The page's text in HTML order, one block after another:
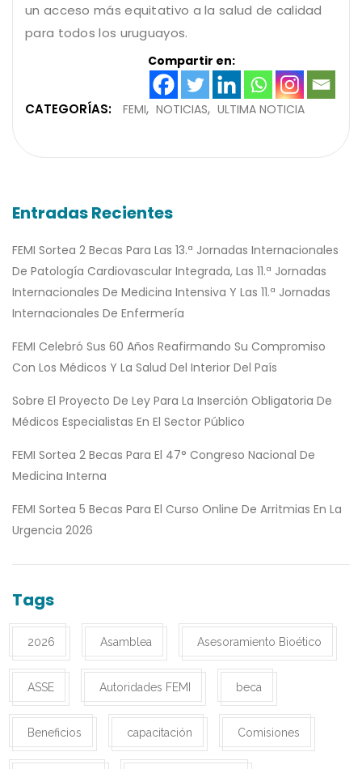
un acceso más equitativo a la salud de calidad
para todos los uruguayos.
Compartir en:
CATEGORÍAS: FEMI NOTICIAS ULTIMA NOTICIA
Entradas Recientes
FEMI Sortea 2 Becas Para Las 13.ª Jornadas Internacionales
De Patología Cardiovascular Integrada, Las 11.ª Jornadas
Internacionales De Medicina Intensiva Y Las 11.ª Jornadas
Internacionales De Enfermería
FEMI Celebró Sus 60 Años Reafirmando Su Compromiso
Con Los Médicos Y La Salud Del Interior Del País
Sobre El Proyecto De Ley Para La Inserción Obligatoria De
Médicos Especialistas En El Sector Público
FEMI Sortea 2 Becas Para El 47° Congreso Nacional De
Medicina Interna
FEMI Sortea 5 Becas Para El Curso Online De Arritmias En La
Urgencia 2026
Tags
2026 Asamblea Asesoramiento Bioético
ASSE Autoridades FEMI beca
Beneficios capacitación Comisiones